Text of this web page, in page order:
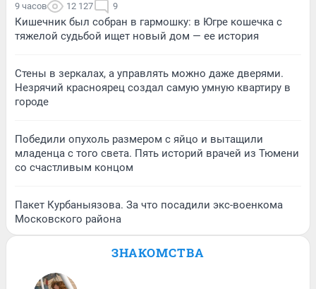
9 часов 12 127 9
Кишечник был собран в гармошку: в Югре кошечка с
тяжелой судьбой ищет новый дом — ее история
Стены в зеркалах, а управлять можно даже дверями.
Незрячий красноярец создал самую умную квартиру в
городе
Победили опухоль размером с яйцо и вытащили
младенца с того света. Пять историй врачей из Тюмени
со счастливым концом
Пакет Курбаныязова. За что посадили экс-военкома
Московского района
ЗНАКОМСТВА